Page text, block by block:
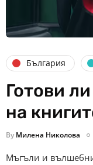
България
Готови
на
By Милена Николова
Мъгъли и